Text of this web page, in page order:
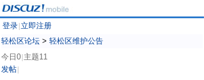
登录 立即注册
轻松区论坛 > 轻松区维护公告
今日0 主题11
发帖